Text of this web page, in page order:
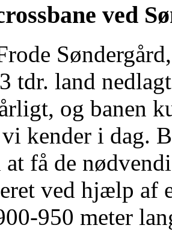
ved
tdr. land
og banen
kender i dag.
få de
ved hjælp af
950 meter